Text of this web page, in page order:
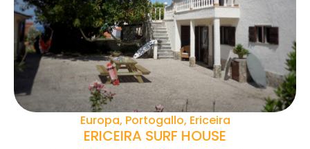
Europa, Portogallo, Ericeira
ERICEIRA SURF HOUSE